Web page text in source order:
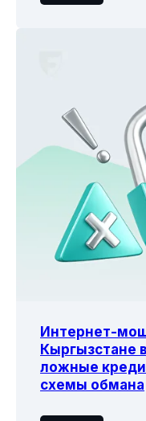
Интернет-
Кыргызстане
ложные
схемы обмана